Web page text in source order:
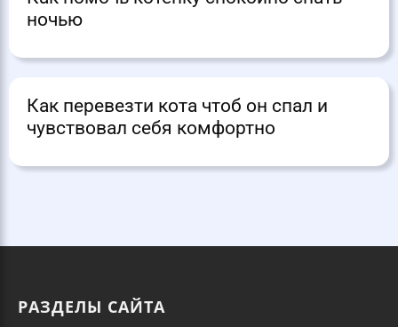
ночью
Как перевезти кота чтоб он спал и
чувствовал себя комфортно
РАЗДЕЛЫ САЙТА